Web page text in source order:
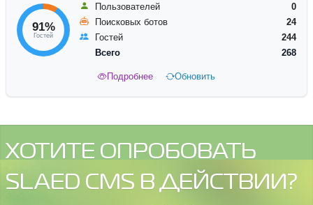
91%
Гостей
Пользователей
0
Поисковых ботов
24
Гостей
244
Всего
268
Подробнее Обновить
ХОТИТЕ ОПРОБОВАТЬ
SLAED CMS В ДЕЙСТВИИ?